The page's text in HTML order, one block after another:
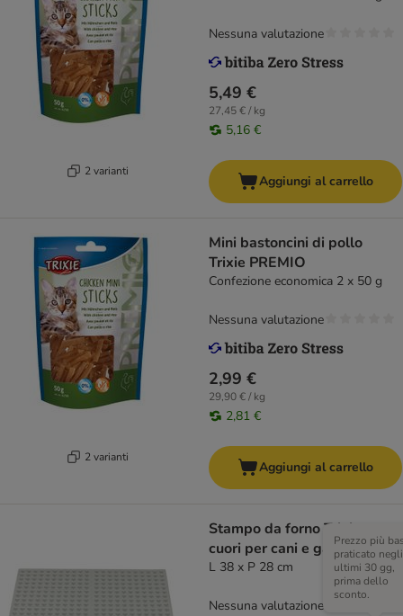
2 varianti
5,49 €
27,45 € / kg
5,16 €
Nessuna valutazione
Aggiungi al carrello
2 varianti
Mini bastoncini di pollo
Trixie PREMIO
Confezione economica 2 x 50 g
2,99 €
29,90 € / kg
2,81 €
Nessuna valutazione
Aggiungi al carrello
Stampo da forno Trixie con
cuori per cani e gatti
L 38 x P 28 cm
Prezzo più
praticato negli
ultimi 30 gg,
prima dello
sconto.
Nessuna valutazione